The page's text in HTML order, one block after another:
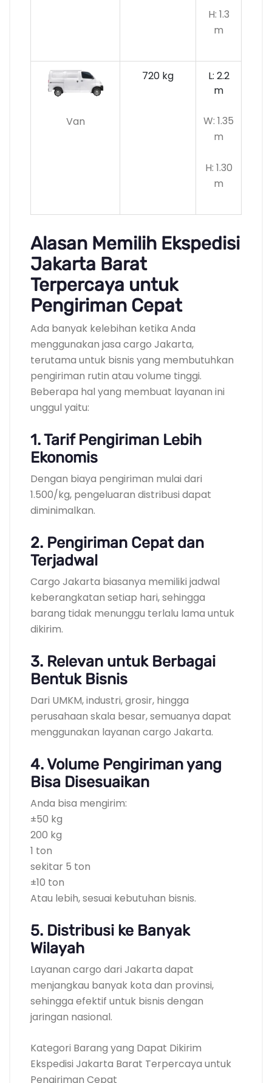
H: 1.3
m
Van
720 kg
L: 2.2
m
W: 1.35
m
H: 1.30
m
Alasan Memilih Ekspedisi
Jakarta Barat
Terpercaya untuk
Pengiriman Cepat
Ada banyak kelebihan ketika Anda
menggunakan jasa cargo Jakarta,
terutama untuk bisnis yang membutuhkan
pengiriman rutin atau volume tinggi.
Beberapa hal yang membuat layanan ini
unggul yaitu:
1. Tarif Pengiriman Lebih
Ekonomis
Dengan biaya pengiriman mulai dari
1.500/kg, pengeluaran distribusi dapat
diminimalkan.
2. Pengiriman Cepat dan
Terjadwal
Cargo Jakarta biasanya memiliki jadwal
keberangkatan setiap hari, sehingga
barang tidak menunggu terlalu lama untuk
dikirim.
3. Relevan untuk Berbagai
Bentuk Bisnis
Dari UMKM, industri, grosir, hingga
perusahaan skala besar, semuanya dapat
menggunakan layanan cargo Jakarta.
4. Volume Pengiriman yang
Bisa Disesuaikan
Anda bisa mengirim:
±50 kg
200 kg
1 ton
sekitar 5 ton
±10 ton
Atau lebih, sesuai kebutuhan bisnis.
5. Distribusi ke Banyak
Wilayah
Layanan cargo dari Jakarta dapat
menjangkau banyak kota dan provinsi,
sehingga efektif untuk bisnis dengan
jaringan nasional.
Kategori Barang yang Dapat Dikirim
Ekspedisi Jakarta Barat Terpercaya untuk
Pengiriman Cepat